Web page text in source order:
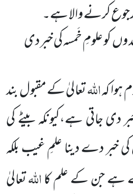
کرنے والا ہے۔
وںکو علومِ خَمسہ کی خبر دی
کہاللہتعالیٰ کے مقبول بند
دی جاتی ہے،کیونکہ بیٹے کی
خبر دے دینا علمِ غیب بلکہ
جن کے علم کااللہتعالیٰ